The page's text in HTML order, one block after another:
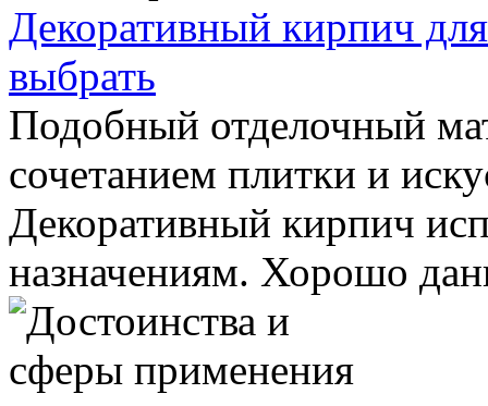
Декоративный кирпич
выбрать
Подобный отделочный
сочетанием плитки и
Декоративный кирпич
назначениям. Хорошо